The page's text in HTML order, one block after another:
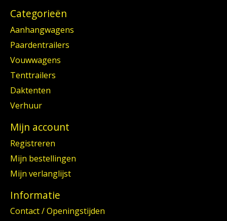
Categorieën
Aanhangwagens
Paardentrailers
Vouwwagens
Tenttrailers
Daktenten
Verhuur
Mijn account
Registreren
Mijn bestellingen
Mijn verlanglijst
Informatie
Contact / Openingstijden